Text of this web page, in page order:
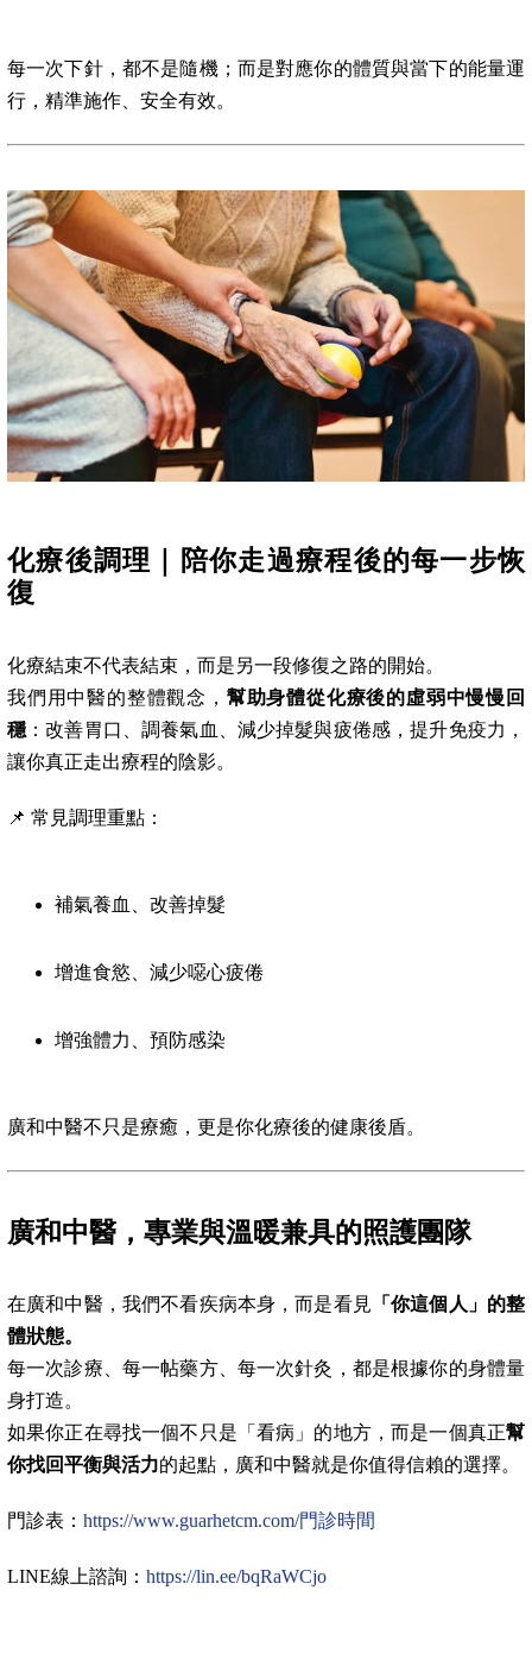
每一次下針，都不是隨機；而是對應你的體質與當下的能量運
行，精準施作、安全有效。
化療後調理｜陪你走過療程後的每一步恢
復
化療結束不代表結束，而是另一段修復之路的開始。
我們用中醫的整體觀念， 幫助身體從化療後的虛弱中慢慢回
穩 ：改善胃口、調養氣血、減少掉髮與疲倦感，提升免疫力，
讓你真正走出療程的陰影。
📌 常見調理重點：
補氣養血、改善掉髮
增進食慾、減少噁心疲倦
增強體力、預防感染
廣和中醫不只是療癒，更是你化療後的健康後盾。
廣和中醫，專業與溫暖兼具的照護團隊
在廣和中醫，我們不看疾病本身，而是看見 「你這個人」的整
體狀態。
每一次診療、每一帖藥方、每一次針灸，都是根據你的身體量
身打造。
如果你正在尋找一個不只是「看病」的地方，而是一個真正幫
你找回平衡與活力的起點，廣和中醫就是你值得信賴的選擇。
門診表： https://www.guarhetcm.com/門診時間
LINE線上諮詢： https://lin.ee/bqRaWCjo